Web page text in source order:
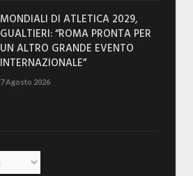
MONDIALI DI ATLETICA 2029,
GUALTIERI: “ROMA PRONTA PER
UN ALTRO GRANDE EVENTO
INTERNAZIONALE”
7 Agosto 2026